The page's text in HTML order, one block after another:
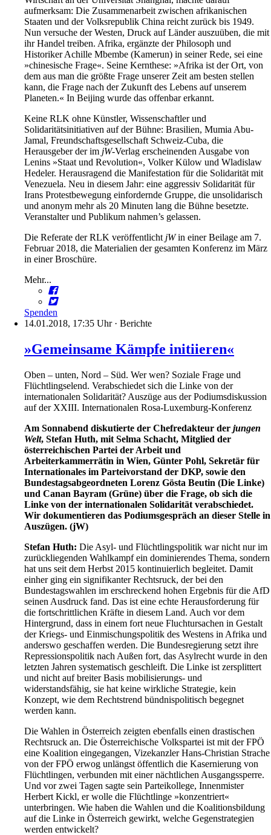
aufmerksam: Die Zusammenarbeit zwischen afrikanischen
Staaten und der Volksrepublik China reicht zurück bis 1949.
Nun versuche der Westen, Druck auf Länder auszuüben, die mit
ihr Handel treiben. Afrika, ergänzte der Philosoph und
Historiker Achille Mbembe (Kamerun) in seiner Rede, sei eine
»chinesische Frage«. Seine Kernthese: »Afrika ist der Ort, von
dem aus man die größte Frage unserer Zeit am besten stellen
kann, die Frage nach der Zukunft des Lebens auf unserem
Planeten.« In Beijing wurde das offenbar erkannt.
Keine RLK ohne Künstler, Wissenschaftler und
Solidaritätsinitiativen auf der Bühne: Brasilien, Mumia Abu-
Jamal, Freundschaftsgesellschaft Schweiz-Cuba, die
Herausgeber der im jW-Verlag erscheinenden Ausgabe von
Lenins »Staat und Revolution«, Volker Külow und Wladislaw
Hedeler. Herausragend die Manifestation für die Solidarität mit
Venezuela. Neu in diesem Jahr: eine aggressiv Solidarität für
Irans Protestbewegung einfordernde Gruppe, die unsolidarisch
und anonym mehr als 20 Minuten lang die Bühne besetzte.
Veranstalter und Publikum nahmen’s gelassen.
Die Referate der RLK veröffentlicht jWin einer Beilage am 7.
Februar 2018, die Materialien der gesamten Konferenz im März
in einer Broschüre.
Mehr...
Spenden
14.01.2018, 17:35 Uhr· Berichte
»Gemeinsame Kämpfe initiieren«
Oben – unten, Nord – Süd. Wer wen? Soziale Frage und
Flüchtlingselend. Verabschiedet sich die Linke von der
internationalen Solidarität? Auszüge aus der Podiumsdiskussion
auf der XXIII. Internationalen Rosa-Luxemburg-Konferenz
Am Sonnabend diskutierte der Chefredakteur der jungen
Welt, Stefan Huth, mit Selma Schacht, Mitglied der
österreichischen Partei der Arbeit und
Arbeiterkammerrätin in Wien, Günter Pohl, Sekretär für
Internationales im Parteivorstand der DKP, sowie den
Bundestagsabgeordneten Lorenz Gösta Beutin (Die Linke)
und Canan Bayram (Grüne) über die Frage, ob sich die
Linke von der internationalen Solidarität verabschiedet.
Wir dokumentieren das Podiumsgespräch an dieser Stelle in
Auszügen. (jW)
Stefan Huth: Die Asyl- und Flüchtlingspolitik war nicht nur im
zurückliegenden Wahlkampf ein dominierendes Thema, sondern
hat uns seit dem Herbst 2015 kontinuierlich begleitet. Damit
einher ging ein signifikanter Rechtsruck, der bei den
Bundestagswahlen im erschreckend hohen Ergebnis für die AfD
seinen Ausdruck fand. Das ist eine echte Herausforderung für
die fortschrittlichen Kräfte in diesem Land. Auch vor dem
Hintergrund, dass in einem fort neue Fluchtursachen in Gestalt
der Kriegs- und Einmischungspolitik des Westens in Afrika und
anderswo geschaffen werden. Die Bundesregierung setzt ihre
Repressionspolitik nach Außen fort, das Asylrecht wurde in den
letzten Jahren systematisch geschleift. Die Linke ist zersplittert
und nicht auf breiter Basis mobilisierungs- und
widerstandsfähig, sie hat keine wirkliche Strategie, kein
Konzept, wie dem Rechtstrend bündnispolitisch begegnet
werden kann.
Die Wahlen in Österreich zeigten ebenfalls einen drastischen
Rechtsruck an. Die Österreichische Volkspartei ist mit der FPÖ
eine Koalition eingegangen, Vizekanzler Hans-Christian Strache
von der FPÖ erwog unlängst öffentlich die Kasernierung von
Flüchtlingen, verbunden mit einer nächtlichen Ausgangssperre.
Und vor zwei Tagen sagte sein Parteikollege, Innenmister
Herbert Kickl, er wolle die Flüchtlinge »konzentriert«
unterbringen. Wie haben die Wahlen und die Koalitionsbildung
auf die Linke in Österreich gewirkt, welche Gegenstrategien
werden entwickelt?